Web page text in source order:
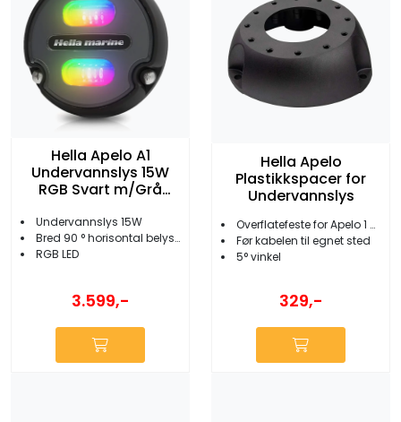
Hella Apelo A1
Undervannslys 15W
RGB Svart m/Grå
Undervannslys 15W
Bred 90 ° horisontal belysning
RGB LED
3.599,-
Hella Apelo
Plastikkspacer for
Undervannslys
Overflatefeste for Apelo 1 og 2
Før kabelen til egnet sted
5° vinkel
329,-